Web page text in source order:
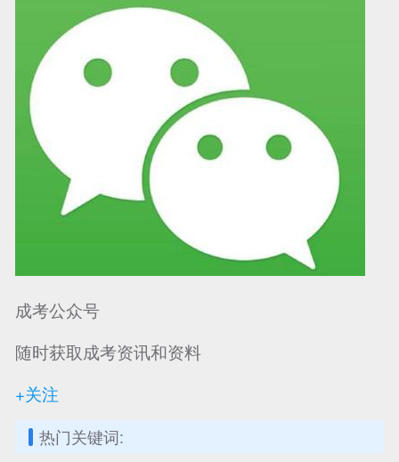
可信网站信用评 网络警察提醒你
成考公众号
随时获取成考资讯和资料
+关注
热门关键词: